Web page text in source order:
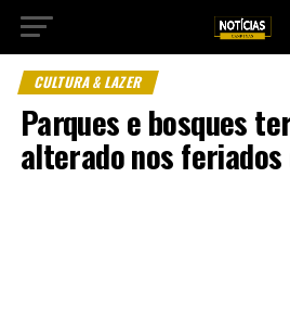
CULTURA & LAZER
Parques e bosques
alterado nos feriados